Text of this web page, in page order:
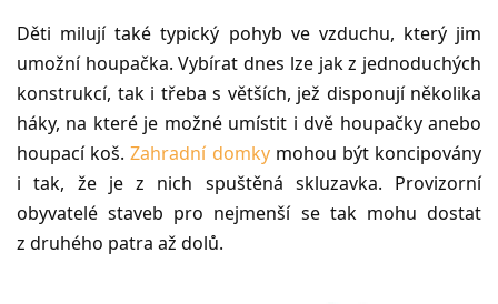
Děti milují také typický pohyb ve vzduchu, který jim
umožní houpačka. Vybírat dnes lze jak z jednoduchých
konstrukcí, tak i třeba s větších, jež disponují několika
háky, na které je možné umístit i dvě houpačky anebo
houpací koš.Zahradní domkymohou být koncipovány
i tak, že je z nich spuštěná skluzavka. Provizorní
obyvatelé staveb pro nejmenší se tak mohu dostat
z druhého patra až dolů.